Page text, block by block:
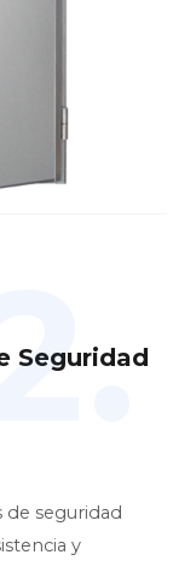
Seguridad
de seguridad
y